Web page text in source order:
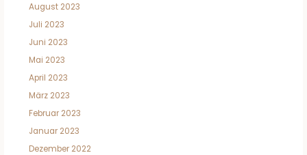
August 2023
Juli 2023
Juni 2023
Mai 2023
April 2023
März 2023
Februar 2023
Januar 2023
Dezember 2022